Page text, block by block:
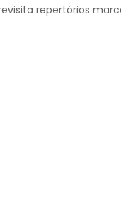
repertórios